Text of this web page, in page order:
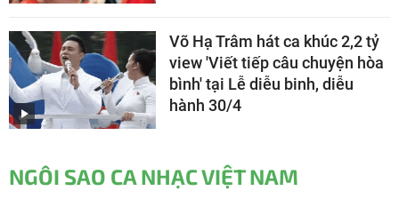
Võ Hạ Trâm hát ca khúc 2,2 tỷ
view 'Viết tiếp câu chuyện hòa
bình' tại Lễ diễu binh, diễu
hành 30/4
NGÔI SAO CA NHẠC VIỆT NAM